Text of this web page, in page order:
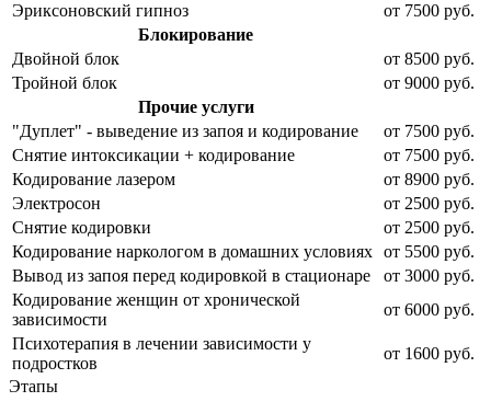
Эриксоновский гипноз
от 7500 руб.
Блокирование
Двойной блок
от 8500 руб.
Тройной блок
от 9000 руб.
Прочие услуги
"Дуплет" - выведение из запоя и кодирование
от 7500 руб.
Снятие интоксикации + кодирование
от 7500 руб.
Кодирование лазером
от 8900 руб.
Электросон
от 2500 руб.
Снятие кодировки
от 2500 руб.
Кодирование наркологом в домашних условиях от 5500 руб.
Вывод из запоя перед кодировкой в стационаре
от 3000 руб.
Кодирование женщин от хронической
зависимости
от 6000 руб.
Психотерапия в лечении зависимости у
подростков
от 1600 руб.
Этапы